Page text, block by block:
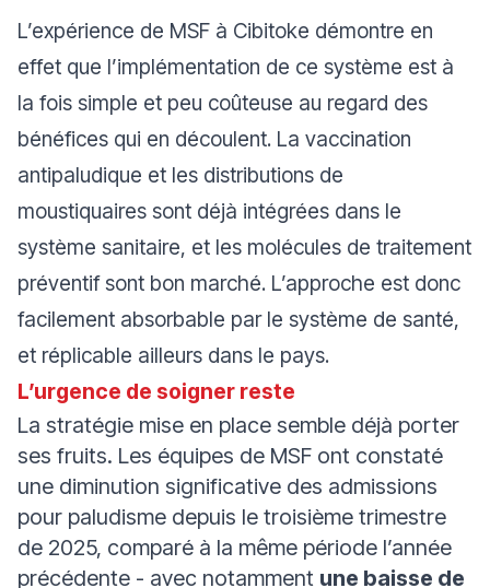
L’expérience de MSF à Cibitoke démontre en
effet que l’implémentation de ce système est à
la fois simple et peu coûteuse au regard des
bénéfices qui en découlent. La vaccination
antipaludique et les distributions de
moustiquaires sont déjà intégrées dans le
système sanitaire, et les molécules de traitement
préventif sont bon marché. L’approche est donc
facilement absorbable par le système de santé,
et réplicable ailleurs dans le pays.
L’urgence de soigner reste
La stratégie mise en place semble déjà porter
ses fruits. Les équipes de MSF ont constaté
une diminution significative des admissions
pour paludisme depuis le troisième trimestre
de 2025, comparé à la même période l’année
précédente - avec notamment une baisse de